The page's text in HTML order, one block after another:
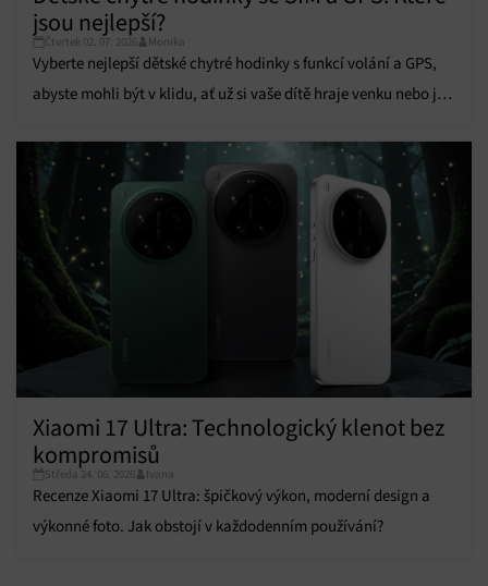
jsou nejlepší?
Čtvrtek 02. 07. 2026 Monika
Vyberte nejlepší dětské chytré hodinky s funkcí volání a GPS,
abyste mohli být v klidu, ať už si vaše dítě hraje venku nebo je
Xiaomi 17 Ultra: Technologický klenot bez
kompromisů
Středa 24. 06. 2026 Ivana
Recenze Xiaomi 17 Ultra: špičkový výkon, moderní design a
výkonné foto. Jak obstojí v každodenním používání?